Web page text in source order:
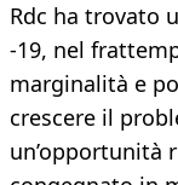
Rdc ha trovato
-19, nel
marginalità e
crescere il
un’opportunità